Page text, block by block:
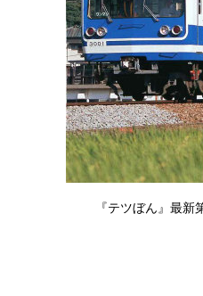
『テツぼん』最新